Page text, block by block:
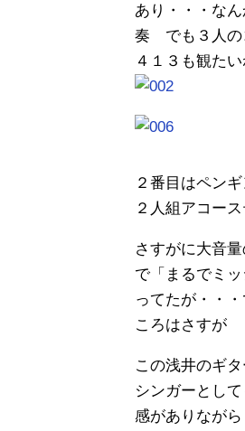
あり・・・な
奏 でも３人の
４１３も観たい
２番目はペン
２人組アコー
さすがに大音
で「まるでミ
ってたが・・
ころはさすが
この浅井のギ
シンガーとし
感がありなが